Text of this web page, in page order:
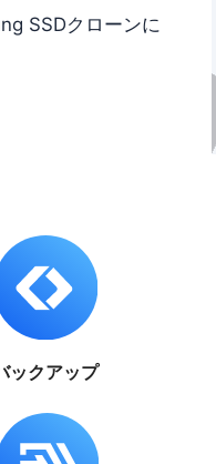
SSDクローンに
ックアップ